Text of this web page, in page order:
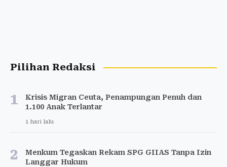
Pilihan Redaksi
1
Krisis Migran Ceuta, Penampungan Penuh dan
1.100 Anak Terlantar
1 hari lalu
2
Menkum Tegaskan Rekam SPG GIIAS Tanpa Izin
Langgar Hukum